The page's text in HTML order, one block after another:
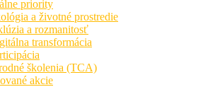
priority
a životné prostredie
a rozmanitosť
transformácia
školenia (TCA)
akcie